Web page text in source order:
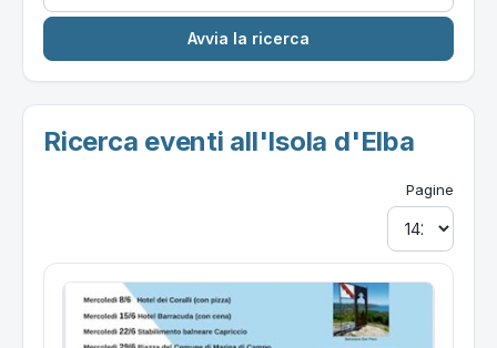
Ricerca eventi all'Isola d'Elba
Pagine